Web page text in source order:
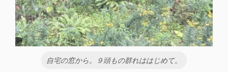
自宅の窓から。９頭もの群れははじめて。